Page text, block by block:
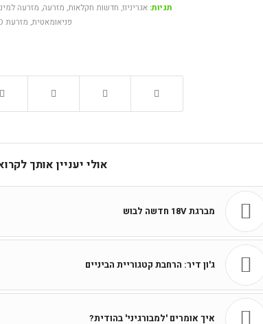
תגיות: אגריניוז, חדשות חקלאות, מזרעה, מזרעה
פניאומאטית, מזרעת MASCHIO
אולי יעניין אותך
מברגת 18V חדשה לבוש
ג'ון דיר: הרחבת קטגוריית הביניים
איך אומרים 'למבורגיני' בהודית?